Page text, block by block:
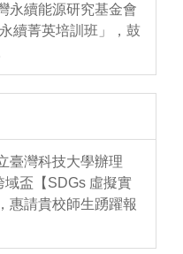
永續能源研究基金會
續菁英培訓班」，鼓
臺灣科技大學辦理
域盃【SDGs 虛擬實
惠請貴校師生踴躍報